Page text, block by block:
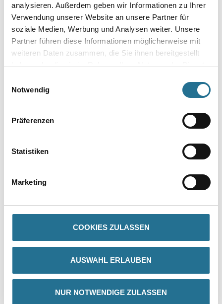
analysieren. Außerdem geben wir Informationen zu Ihrer
Verwendung unserer Website an unsere Partner für
soziale Medien, Werbung und Analysen weiter. Unsere
Partner führen diese Informationen möglicherweise mit
weiteren Daten zusammen, die Sie ihnen bereitgestellt
haben oder die sie im Rahmen Ihrer Nutzung der Dienste
Notwendig
Präferenzen
Statistiken
Marketing
COOKIES ZULASSEN
AUSWAHL ERLAUBEN
NUR NOTWENDIGE ZULASSEN
Umrechnungsfaktoren
Produkteigenschaft
- 3D-Bewegungsaufnahme und schlagregendicht
- Selbstklebender, flexibler Anschluss ohne Verschraubung
1,0 m/m